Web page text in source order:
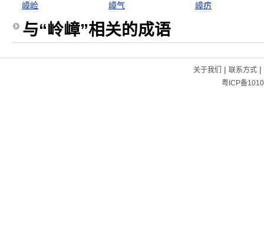
嶂崄
嶂气 嶂疠
与“岭嶂”相关的成语
关于我们 | 联系方式|
粤ICP备